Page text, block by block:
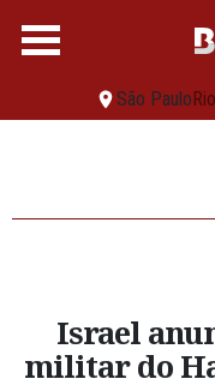
São Paulo
Israel
militar do